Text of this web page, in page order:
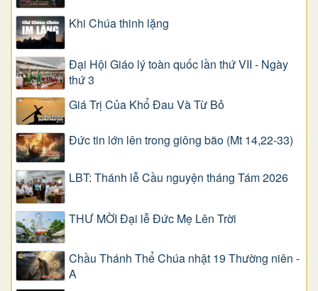
Khi Chúa thinh lặng
Đại Hội Giáo lý toàn quốc lần thứ VII - Ngày
thứ 3
Giá Trị Của Khổ Ðau Và Từ Bỏ
Đức tin lớn lên trong giông bão (Mt 14,22-33)
LBT: Thánh lễ Cầu nguyện tháng Tám 2026
THƯ MỜI Đại lễ Đức Mẹ Lên Trời
Chầu Thánh Thể Chúa nhật 19 Thường niên -
A